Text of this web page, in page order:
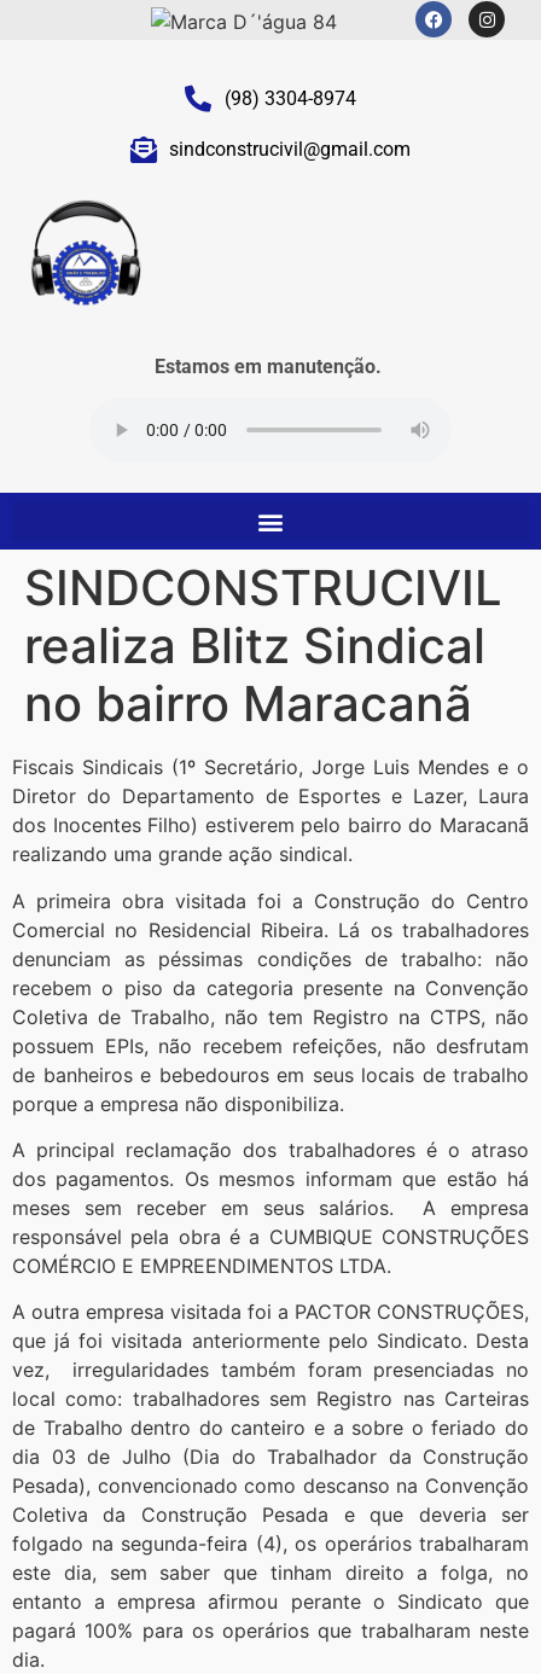
(98) 3304-8974
sindconstrucivil@gmail.com
Estamos em manutenção.
SINDCONSTRUCIVIL
realiza Blitz Sindical
no bairro Maracanã
Fiscais Sindicais (1º Secretário, Jorge Luis Mendes e o
Diretor do Departamento de Esportes e Lazer, Laura
dos Inocentes Filho) estiverem pelo bairro do Maracanã
realizando uma grande ação sindical.
A primeira obra visitada foi a Construção do Centro
Comercial no Residencial Ribeira. Lá os trabalhadores
denunciam as péssimas condições de trabalho: não
recebem o piso da categoria presente na Convenção
Coletiva de Trabalho, não tem Registro na CTPS, não
possuem EPIs, não recebem refeições, não desfrutam
de banheiros e bebedouros em seus locais de trabalho
porque a empresa não disponibiliza.
A principal reclamação dos trabalhadores é o atraso
dos pagamentos. Os mesmos informam que estão há
meses sem receber em seus salários. A empresa
responsável pela obra é a CUMBIQUE CONSTRUÇÕES
COMÉRCIO E EMPREENDIMENTOS LTDA.
A outra empresa visitada foi a PACTOR CONSTRUÇÕES,
que já foi visitada anteriormente pelo Sindicato. Desta
vez, irregularidades também foram presenciadas no
local como: trabalhadores sem Registro nas Carteiras
de Trabalho dentro do canteiro e a sobre o feriado do
dia 03 de Julho (Dia do Trabalhador da Construção
Pesada), convencionado como descanso na Convenção
Coletiva da Construção Pesada e que deveria ser
folgado na segunda-feira (4), os operários trabalharam
este dia, sem saber que tinham direito a folga, no
entanto a empresa afirmou perante o Sindicato que
pagará 100% para os operários que trabalharam neste
dia.